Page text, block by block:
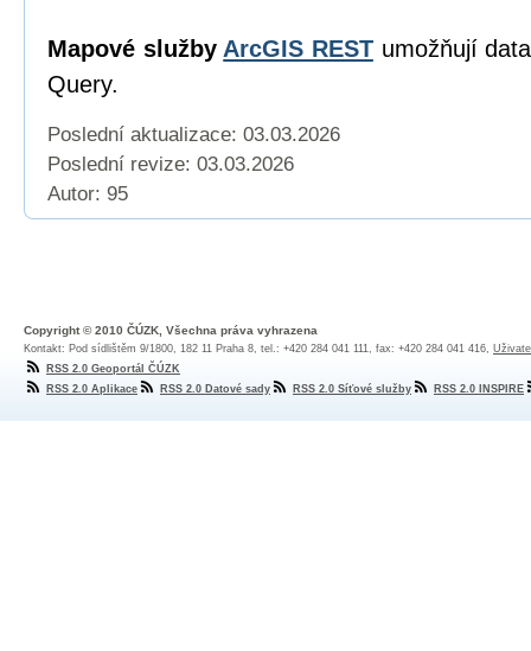
Mapové služby ArcGIS RESTumožňují
Query.
Poslední aktualizace: 03.03.2026
Poslední revize: 03.03.2026
Autor: 95
Copyright © 2010 ČÚZK, Všechna práva vyhrazena
Kontakt: Pod sídlištěm 9/1800, 182 11 Praha 8, tel.: +420 284 041 111, fax: +420 284 041 416,
RSS 2.0 Geoportál ČÚZK
RSS 2.0 Aplikace
RSS 2.0 Datové sady RSS 2.0 Síťové služby RSS 2.0 INSPIRE